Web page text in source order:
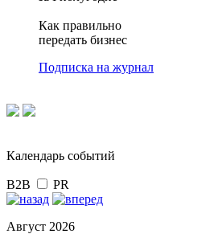
Как правильно
передать бизнес
Подписка на журнал
Календарь событий
B2B PR
Август 2026